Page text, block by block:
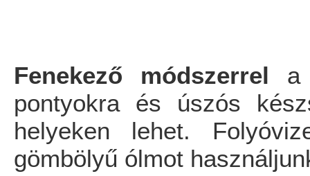
Fenekező módszerrel a
pontyokra és úszós
helyeken lehet.
gömbölyű ólmot